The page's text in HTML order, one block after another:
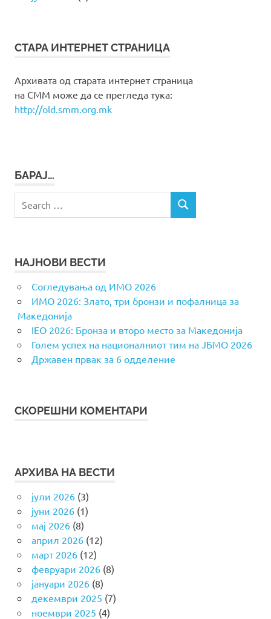
СТАРА ИНТЕРНЕТ СТРАНИЦА
Архивата од старата интернет страница
на СММ може да се прегледа тука:
http://old.smm.org.mk
БАРАЈ…
for:
SEARCH
НАЈНОВИ ВЕСТИ
Согледувања од ИМО 2026
ИМО 2026: Злато, три бронзи и пофалница за
Македонија
IEO 2026: Бронза и второ место за Македонија
Голем успех на националниот тим на ЈБМО 2026
Државен првак за 6 одделение
СКОРЕШНИ КОМЕНТАРИ
АРХИВА НА ВЕСТИ
јули 2026(3)
јуни 2026(1)
мај 2026(8)
април 2026(12)
март 2026(12)
февруари 2026(8)
јануари 2026(8)
декември 2025 (7)
ноември 2025 (4)